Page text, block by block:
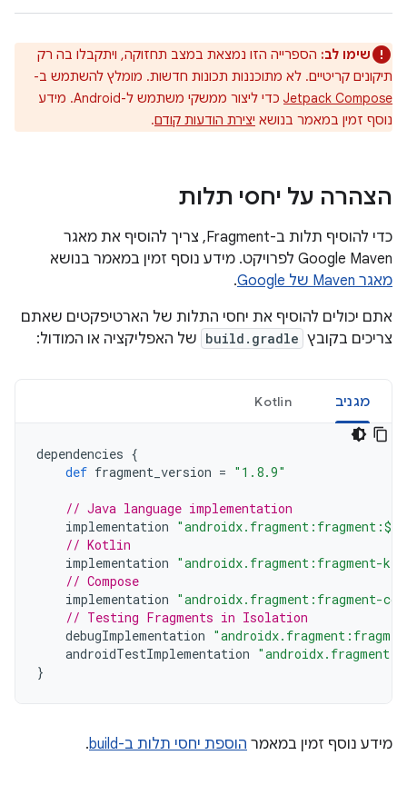
שימו לב: הספרייה הזו נמצאת במצב תחזוקה, ויתקבלו בה רק
תיקונים קריטיים. לא מתוכננות תכונות חדשות. מומלץ להשתמש ב-
Jetpack Compose
כדי ליצור ממשקי משתמש ל-Android. מידע
נוסף זמין במאמר בנושא יצירת הודעות קודם.
הצהרה על יחסי תלות
כדי להוסיף תלות ב-Fragment, צריך להוסיף את מאגר
Google Maven לפרויקט. מידע נוסף זמין במאמר בנושא
מאגר Maven של Google
.
אתם יכולים להוסיף את יחסי התלות של הארטיפקטים שאתם
צריכים בקובץ build.gradle של האפליקציה או המודול:
מגניב Kotlin
dependencies {
def fragment_version = "1.8.9"
// Java language implementation
implementation
// Kotlin
implementation "androidx.fragment:fragment-
// Compose
implementation "androidx.fragment:fragment-
// Testing Fragments in Isolation
debugImplementation
androidTestImplementation
}
מידע נוסף זמין במאמר הוספת יחסי תלות ב-build .